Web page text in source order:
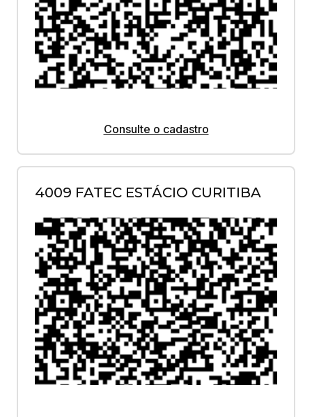
Consulte o cadastro
4009 FATEC ESTÁCIO CURITIBA